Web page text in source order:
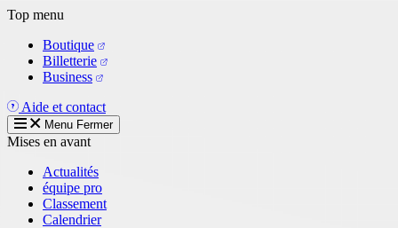
Aller
contenu
principal
Top menu
Boutique
Billetterie
Business
Aide et contact
Menu Fermer
Mises en avant
Actualités
équipe pro
Classement
Calendrier